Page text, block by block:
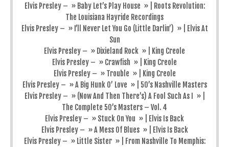
Elvis Presley – » Baby Let’s Play House » | Roots Revolution:
The Louisiana Hayride Recordings
Elvis Presley – » I’ll Never Let You Go (Little Darlin’) » | Elvis At
Sun
Elvis Presley – » Dixieland Rock » | King Creole
Elvis Presley – » Crawfish » | King Creole
Elvis Presley – » Trouble » | King Creole
Elvis Presley – » A Big Hunk O’ Love » | 50’s Nashville Masters
Elvis Presley – » (Now And Then There’s) A Fool Such As I » |
The Complete 50’s Masters – Vol. 4
Elvis Presley – » Stuck On You » | Elvis Is Back
Elvis Presley – » A Mess Of Blues » | Elvis Is Back
Elvis Presley – » Little Sister » | From Nashville To Memphis: